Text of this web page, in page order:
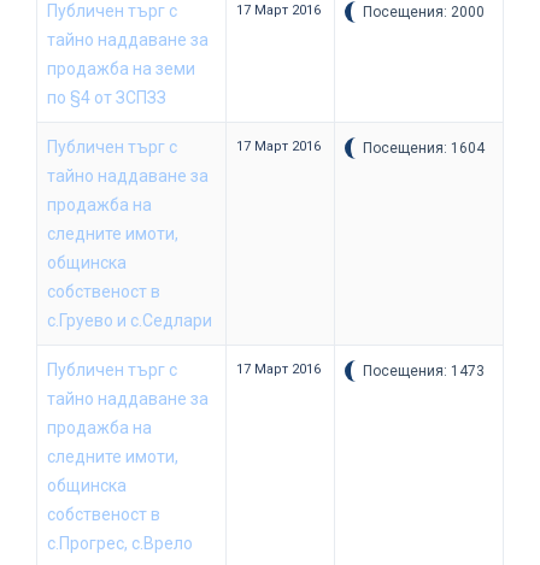
Публичен търг с
тайно наддаване за
продажба на земи
по §4 от ЗСПЗЗ
17 Март 2016 Посещения: 2000
Публичен търг с
тайно наддаване за
продажба на
следните имоти,
общинска
собственост в
с.Груево и с.Седлари
17 Март 2016 Посещения: 1604
Публичен търг с
тайно наддаване за
продажба на
следните имоти,
общинска
собственост в
с.Прогрес, с.Врело
17 Март 2016 Посещения: 1473